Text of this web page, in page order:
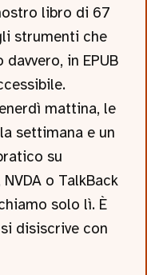
libro di 67
strumenti che
davvero, in EPUB
mattina, le
settimana e un
su
o TalkBack
solo lì. È
disiscrive con